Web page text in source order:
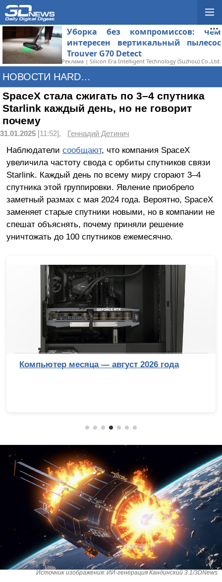
Уборка без компромиссов: чем
интересен вертикальный пылесос
Trouver G70 Detect
Реклама | Silicon Era Intelligent Technology (Suzhou) Co.,Ltd.
НОВОСТИ HARDWARE
SpaceX стала сжигать по 3–4 спутника
Starlink каждый день, но не говорит
почему
31.01.2025 [11:52], Геннадий Детинич
Наблюдатели сообщают, что компания SpaceX
увеличила частоту свода с орбиты спутников связи
Starlink. Каждый день по всему миру сгорают 3–4
спутника этой группировки. Явление приобрело
заметный размах с мая 2024 года. Вероятно, SpaceX
заменяет старые спутники новыми, но в компании не
спешат объяснять, почему приняли решение
уничтожать до 100 спутников ежемесячно.
Компьютер месяца — август 2026 года
Источник изображения: ИИ-генерация Кандинский 3.1/3DNews